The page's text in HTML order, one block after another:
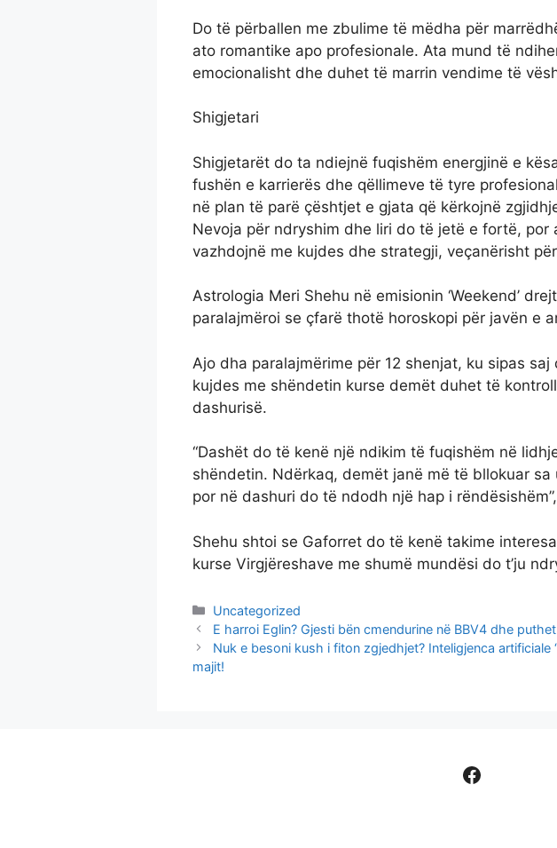
Do të përballen me zbulime të mëdha për
ato romantike apo profesionale. Ata mund të
emocionalisht dhe duhet të marrin vendime të
Shigjetari
Shigjetarët do ta ndiejnë fuqishëm energjinë e
fushën e karrierës dhe qëllimeve të tyre
në plan të parë çështjet e gjata që kërkojnë
Nevoja për ndryshim dhe liri do të jetë e fortë, por
vazhdojnë me kujdes dhe strategji, veçanërisht
Astrologia Meri Shehu në emisionin ‘Weekend’
paralajmëroi se çfarë thotë horoskopi për javën e
Ajo dha paralajmërime për 12 shenjat, ku sipas
kujdes me shëndetin kurse demët duhet të
dashurisë.
“Dashët do të kenë një ndikim të fuqishëm në
shëndetin. Ndërkaq, demët janë më të bllokuar sa
por në dashuri do të ndodh një hap i
Shehu shtoi se Gaforret do të kenë takime
kurse Virgjëreshave me shumë mundësi do t’ju
Categories
Uncategorized
E harroi Eglin? Gjesti bën cmendurine në BBV4 dhe
Nuk e besoni kush i fiton zgjedhjet? Inteligjenca artificiale
majit!
Facebook